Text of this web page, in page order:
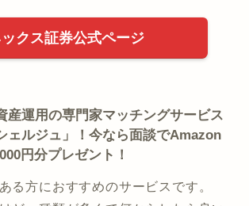
クス証券公式ページ
産運用の専門家マッチングサービス